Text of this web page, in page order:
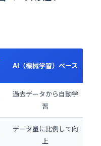
AI（機械学習）ベース
過去データから自動学
習
データ量に比例して向
上